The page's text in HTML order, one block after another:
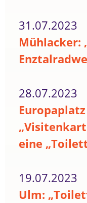
31.07.2023
Mühlacker:
28.07.2023
eine
19.07.2023
Ulm: